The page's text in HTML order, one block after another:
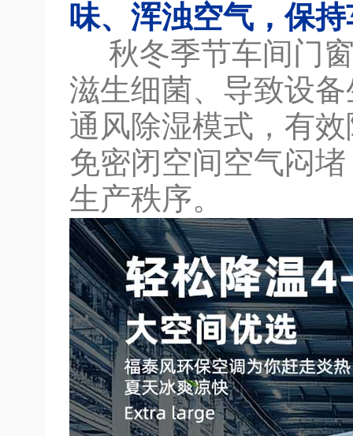
味、浑浊空气，保
秋冬季节车间门窗
滋生细菌、导致设
通风除湿模式，有
免密闭空间空气闷
生产秩序。